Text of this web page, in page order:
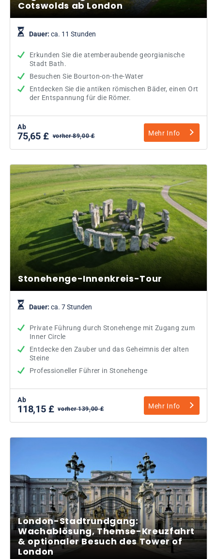
Cotswolds ab London
Dauer: ca. 11 Stunden
Erkunden Sie die atemberaubende georgianische
Stadt Bath.
Besuchen Sie Bourton-on-the-Water
Entdecken Sie die antiken römischen Bäder, einen Ort
der Entspannung für die Römer.
Ab
75,65 £ vorher 89,00 £ Mehr Info
Stonehenge-Innenkreis-Tour
Dauer: ca. 7 Stunden
Private Führung durch Stonehenge mit Zugang zum
Inner Circle
Entdecke den Zauber und das Geheimnis der alten
Steine
Professioneller Führer in Stonehenge
Ab
118,15 £ vorher 139,00 £ Mehr Info
London-Stadtrundgang:
Wachablösung, Themse-Kreuzfahrt
& optionaler Besuch des Tower of
London